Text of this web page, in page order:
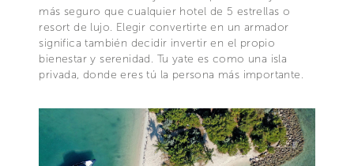
más seguro que cualquier hotel de 5 estrellas o
resort de lujo. Elegir convertirte en un armador
significa también decidir invertir en el propio
bienestar y serenidad. Tu yate es como una isla
privada, donde eres tú la persona más importante.